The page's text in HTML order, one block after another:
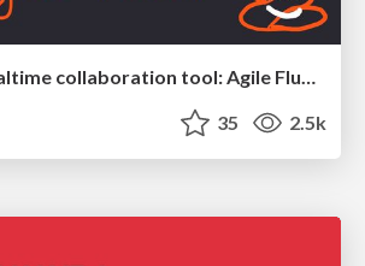
Creating an realtime collaboration tool: Agile Flush - .NET Oxford
35 2.5k